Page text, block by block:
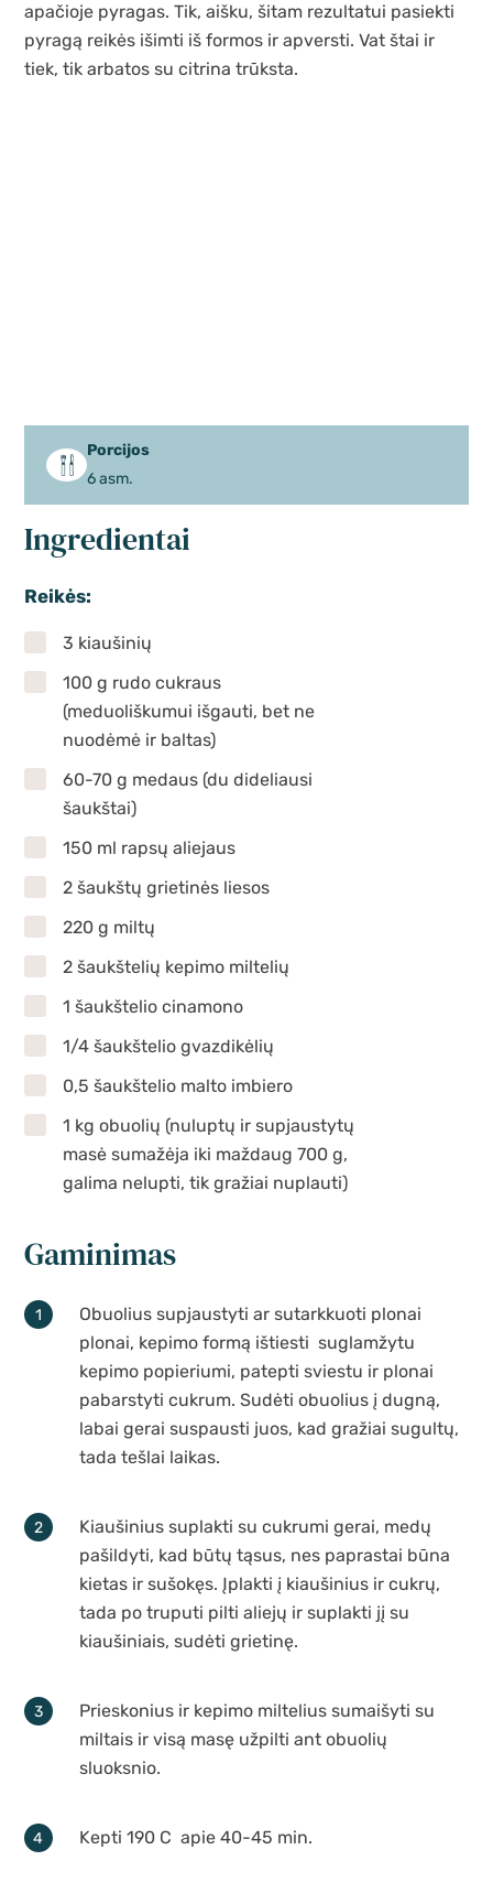
apačioje pyragas. Tik, aišku, šitam rezultatui pasiekti
pyragą reikės išimti iš formos ir apversti. Vat štai ir
tiek, tik arbatos su citrina trūksta.
Porcijos
6 asm.
Ingredientai
Reikės:
3 kiaušinių
100 g rudo cukraus
(meduoliškumui išgauti, bet ne
nuodėmė ir baltas)
60-70 g medaus (du dideliausi
šaukštai)
150 ml rapsų aliejaus
2 šaukštų grietinės liesos
220 g miltų
2 šaukštelių kepimo miltelių
1 šaukštelio cinamono
1/4 šaukštelio gvazdikėlių
0,5 šaukštelio malto imbiero
1 kg obuolių (nuluptų ir supjaustytų
masė sumažėja iki maždaug 700 g,
galima nelupti, tik gražiai nuplauti)
Gaminimas
Obuolius supjaustyti ar sutarkkuoti plonai
plonai, kepimo formą ištiesti suglamžytu
kepimo popieriumi, patepti sviestu ir plonai
pabarstyti cukrum. Sudėti obuolius į dugną,
labai gerai suspausti juos, kad gražiai sugultų,
tada tešlai laikas.
Kiaušinius suplakti su cukrumi gerai, medų
pašildyti, kad būtų tąsus, nes paprastai būna
kietas ir sušokęs. Įplakti į kiaušinius ir cukrų,
tada po truputi pilti aliejų ir suplakti jį su
kiaušiniais, sudėti grietinę.
Prieskonius ir kepimo miltelius sumaišyti su
miltais ir visą masę užpilti ant obuolių
sluoksnio.
Kepti 190 C apie 40-45 min.